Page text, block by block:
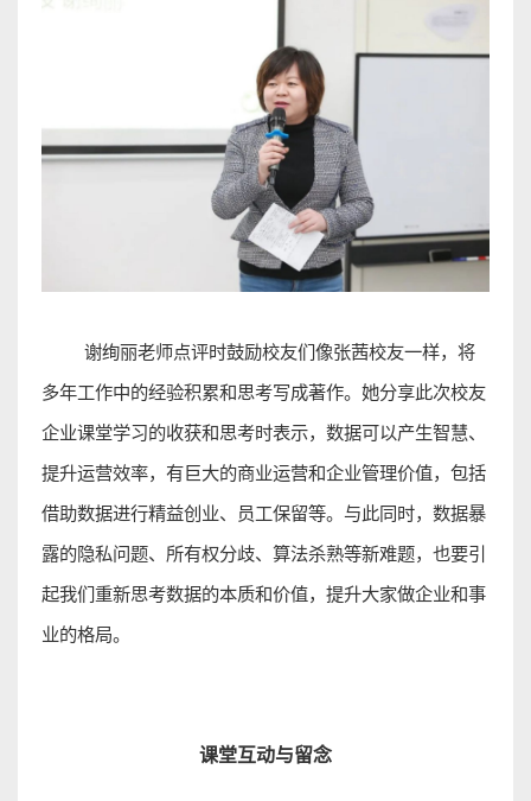
谢绚丽老师点评时鼓励校友们像张茜校友一样，将
多年工作中的经验积累和思考写成著作。她分享此次校友
企业课堂学习的收获和思考时表示，数据可以产生智慧、
提升运营效率，有巨大的商业运营和企业管理价值，包括
借助数据进行精益创业、员工保留等。与此同时，数据暴
露的隐私问题、所有权分歧、算法杀熟等新难题，也要引
起我们重新思考数据的本质和价值，提升大家做企业和事
业的格局。
课堂互动与留念